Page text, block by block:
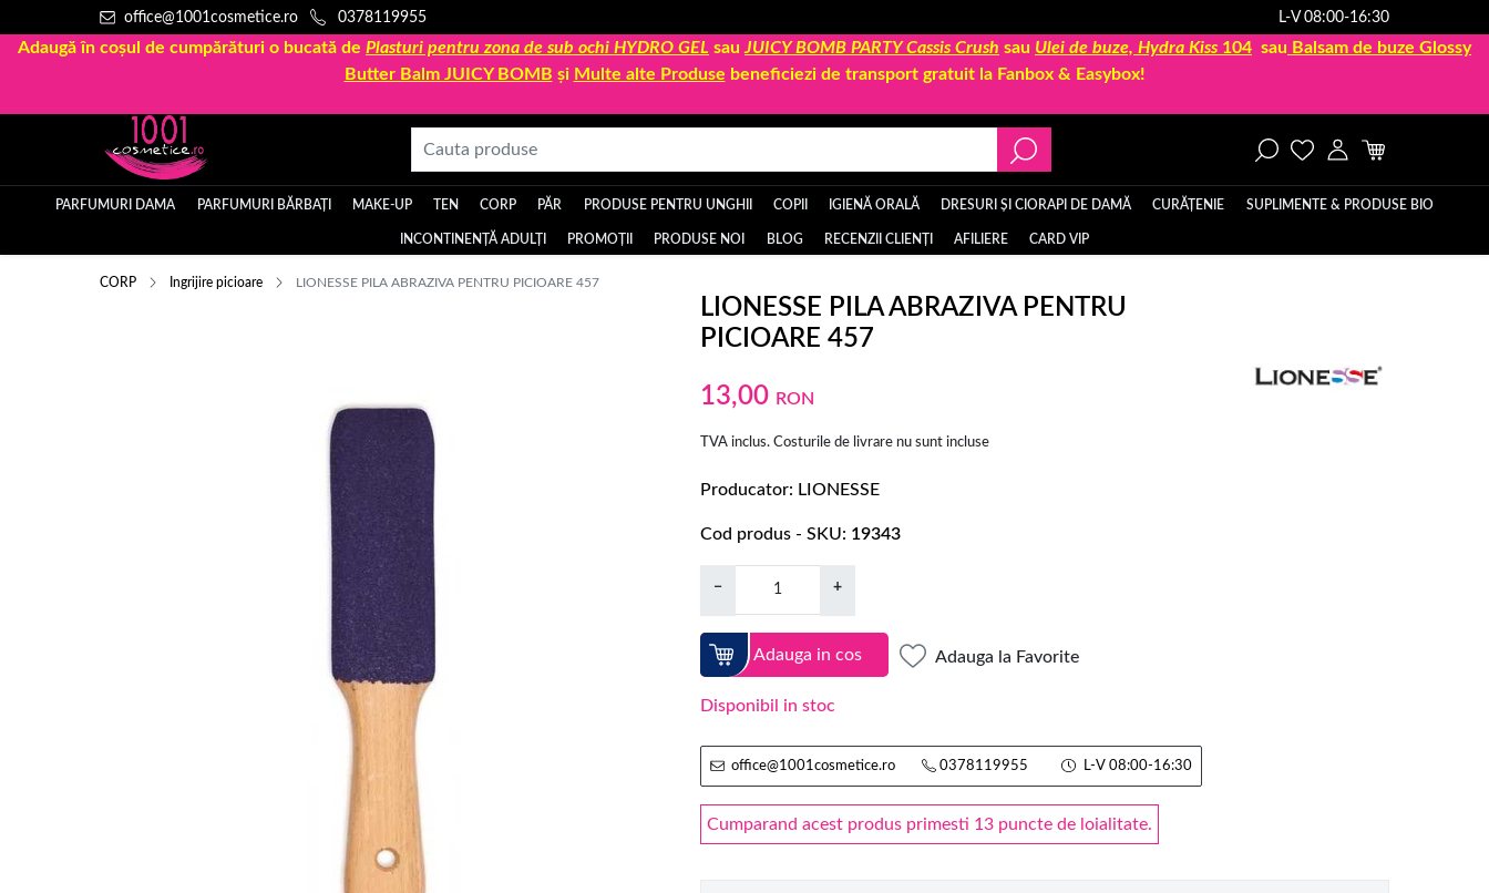
office@1001cosmetice.ro 0378119955 L-V 08:00-16:30
Adaugă în coșul de cumpărături o bucată de Plasturi pentru zona de sub ochi HYDRO GEL sau JUICY BOMB PARTY Cassis Crush sau Ulei de buze, Hydra Kiss 104 sau Balsam de buze Glossy
Butter Balm JUICY BOMB și Multe alte Produse beneficiezi de transport gratuit la Fanbox & Easybox!
PARFUMURI DAMA PARFUMURI BĂRBAȚI MAKE-UP TEN CORP PĂR PRODUSE PENTRU UNGHII COPII IGIENĂ ORALĂ DRESURI ȘI CIORAPI DE DAMĂ CURĂȚENIE SUPLIMENTE & PRODUSE BIO
INCONTINENȚĂ ADULȚI PROMOȚII PRODUSE NOI BLOG RECENZII CLIENȚI AFILIERE CARD VIP
CORP Ingrijire picioare LIONESSE PILA ABRAZIVA PENTRU PICIOARE 457
LIONESSE PILA ABRAZIVA PENTRU
PICIOARE 457
13,00 RON
TVA inclus. Costurile de livrare nu sunt incluse
Producator LIONESSE
Cod produs - SKU 19343
− +
Adauga in cos Adauga la Favorite
Disponibil in stoc
office@1001cosmetice.ro 0378119955 L-V 08:00-16:30
Cumparand acest produs primesti 13 puncte de loialitate.